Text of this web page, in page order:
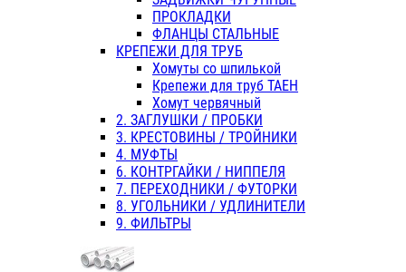
ПРОКЛАДКИ
ФЛАНЦЫ СТАЛЬНЫЕ
КРЕПЕЖИ ДЛЯ ТРУБ
Хомуты со шпилькой
Крепежи для труб ТАЕН
Хомут червячный
2. ЗАГЛУШКИ / ПРОБКИ
3. КРЕСТОВИНЫ / ТРОЙНИКИ
4. МУФТЫ
6. КОНТРГАЙКИ / НИППЕЛЯ
7. ПЕРЕХОДНИКИ / ФУТОРКИ
8. УГОЛЬНИКИ / УДЛИНИТЕЛИ
9. ФИЛЬТРЫ